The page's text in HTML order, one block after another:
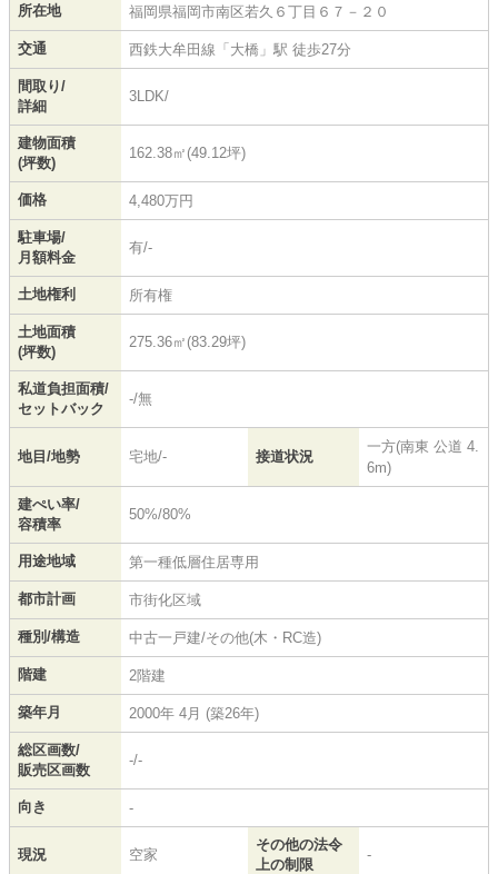
所在地 福岡県福岡市南区若久 ６丁目６７－２０
交通 西鉄大牟田線 「 大橋 」駅 徒歩27分
間取り/
詳細
3LDK/
建物面積
(坪数)
162.38㎡(49.12坪)
価格 4,480万円
駐車場/
月額料金
有/-
土地権利 所有権
土地面積
(坪数)
275.36㎡(83.29坪)
私道負担面積/
セットバック
-/無
地目/地勢 宅地/- 接道状況
一方(南東 公道 4.
6m)
建ぺい率/
容積率
50%/80%
用途地域 第一種低層住居専用
都市計画 市街化区域
種別/構造 中古一戸建/その他(木・RC造)
階建 2階建
築年月 2000年 4月 (築26年)
総区画数/
販売区画数
-/-
向き -
現況 空家
その他の法令
上の制限
-